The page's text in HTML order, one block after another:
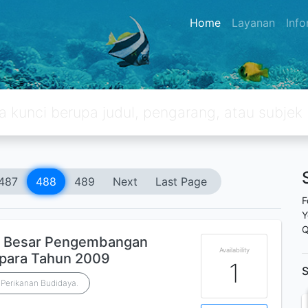
Home Layanan
488 489 Next Last Page
Pengembangan
Tahun 2009
Budidaya.
Availability
1